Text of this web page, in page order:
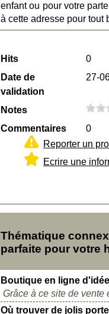
enfant ou pour votre
à cette adresse pour tout
Hits
0
Date de
validation
27-
Notes
Commentaires
0
Reporter un
Ecrire une
Thématique
parfaite pour votre
Boutique en ligne
Grâce à ce site de vente
Où trouver de jolis